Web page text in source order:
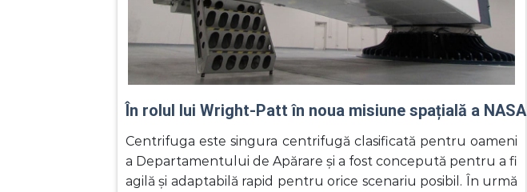
În rolul lui Wright-Patt în noua misiune spațială a NASA
Centrifuga este singura centrifugă clasificată pentru oameni
a Departamentului de Apărare și a fost concepută pentru a fi
agilă și adaptabilă rapid pentru orice scenariu posibil. În urmă